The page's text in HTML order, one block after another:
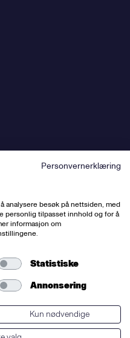
Personvernerklæring
analysere besøk på nettsiden, med
personlig tilpasset innhold og for å
informasjon om
Statistiske
Annonsering
Kun nødvendige